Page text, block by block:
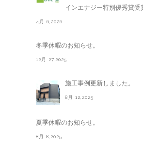
インエナジー特別優秀賞受
4月 6,2026
冬季休暇のお知らせ。
12月 27,2025
施工事例更新しました。
8月 12,2025
夏季休暇のお知らせ。
8月 8,2025